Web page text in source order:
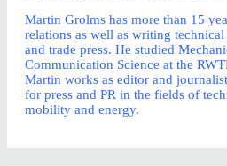
Martin Grolms has more than 15
relations as well as writing
and trade press. He studied
Communication Science at the
Martin works as editor and
for press and PR in the fields of
mobility and energy.